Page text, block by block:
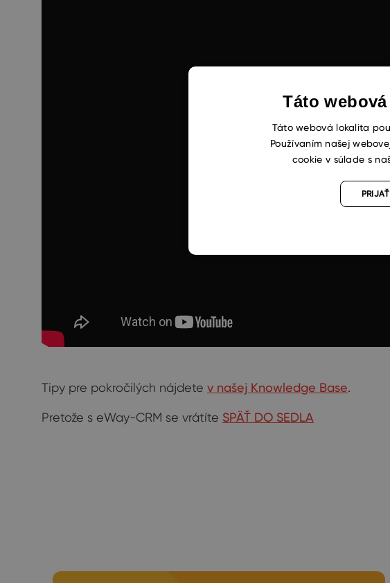
Tipy pre pokročilých nájdete v našej Knowledge Base.
Pretože s eWay-CRM se vrátíte SPÄŤ DO SEDLA
Táto
Táto webová lokalita
Používaním našej
cookie v súlade s